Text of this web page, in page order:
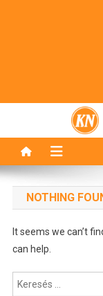
NOTHING
It seems we can’t
can help.
Keresés: